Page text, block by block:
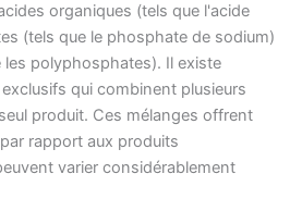
organiques (tels que l'acide
(tels que le phosphate de sodium)
polyphosphates). Il existe
qui combinent plusieurs
produit. Ces mélanges offrent
rapport aux produits
varier considérablement